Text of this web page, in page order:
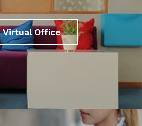
Virtual Office